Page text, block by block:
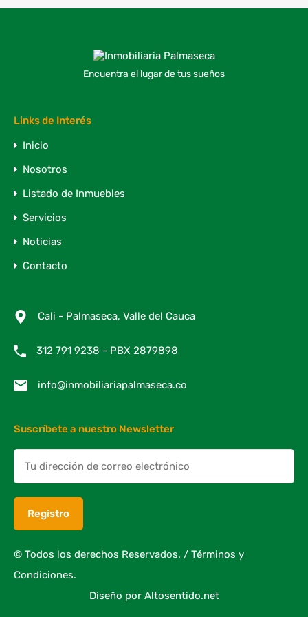
Encuentra el lugar de tus sueños
Links de Interés
Inicio
Nosotros
Listado de Inmuebles
Servicios
Noticias
Contacto
Cali - Palmaseca, Valle del Cauca
312 791 9238 - PBX 2879898
info@inmobiliariapalmaseca.co
Suscríbete a nuestro Newsletter
© Todos los derechos Reservados. / Términos y
Condiciones.
Diseño por Altosentido.net